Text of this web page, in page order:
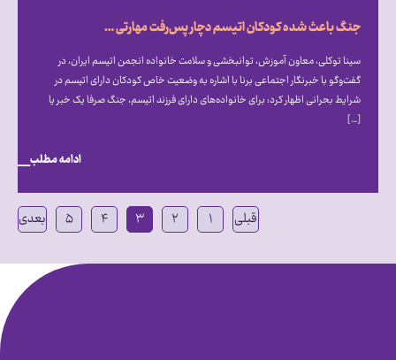
جنگ باعث شده کودکان اتیسم دچار پس‌رفت مهارتی شوند
سینا توکلی، معاون آموزش، توانبخشی و سلامت خانواده انجمن اتیسم ایران، در
گفت‌و‌گو با خبرنگار اجتماعی برنا با اشاره به وضعیت خاص کودکان دارای اتیسم در
شرایط بحرانی اظهار کرد: برای خانواده‌های دارای فرزند اتیسم، جنگ صرفا یک خبر یا
[…]
ادامه مطلب
قبلی ۱ ۲ ۳ ۴ ۵ بعدی